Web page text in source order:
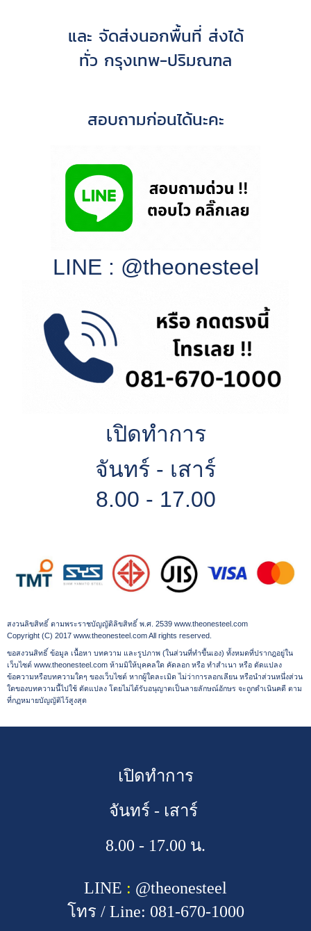
และ จัดส่งนอกพื้นที่ ส่งได้
ทั่ว กรุงเทพ-ปริมณฑล
สอบถามก่อนได้นะคะ
LINE : @theonesteel
เปิดทำการ
จันทร์ - เสาร์
8.00 - 17.00
สงวนลิขสิทธิ์ ตามพระราชบัญญัติลิขสิทธิ์ พ.ศ. 2539 www.theonesteel.com
Copyright (C) 2017 www.theonesteel.com All rights reserved.
ขอสงวนสิทธิ์ ข้อมูล เนื้อหา บทความ และรูปภาพ (ในส่วนที่ทำขึ้นเอง) ทั้งหมดที่ปรากฎอยู่ใน
เว็บไซต์ www.theonesteel.com ห้ามมิให้บุคคลใด คัดลอก หรือ ทำสำเนา หรือ ดัดแปลง
ข้อความหรือบทความใดๆ ของเว็บไซต์ หากผู้ใดละเมิด ไม่ว่าการลอกเลียน หรือนำส่วนหนึ่งส่วน
ใดของบทความนี้ไปใช้ ดัดแปลง โดยไม่ได้รับอนุญาตเป็นลายลักษณ์อักษร จะถูกดำเนินคดี ตาม
ที่กฏหมายบัญญัติไว้สูงสุด
เปิดทำการ
จันทร์ - เสาร์
8.00 - 17.00 น.
LINE : @theonesteel
โทร / Line: 081-670-1000